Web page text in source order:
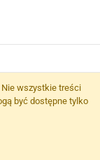
Nie wszystkie treści
być dostępne tylko